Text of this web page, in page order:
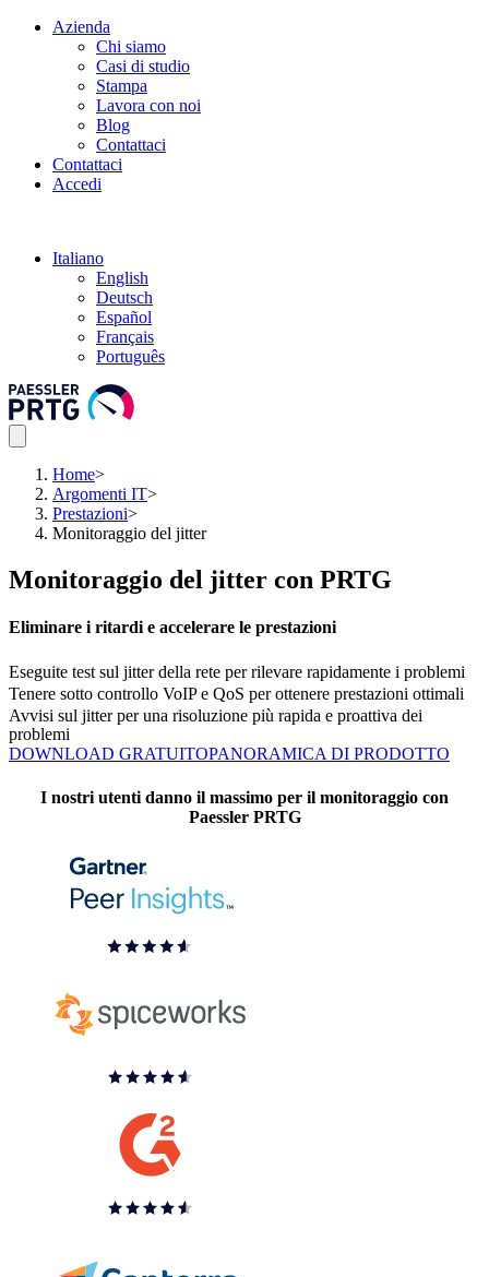
Azienda
Chi siamo
Casi di studio
Stampa
Lavora con noi
Blog
Contattaci
Contattaci
Accedi
Italiano
English
Deutsch
Español
Français
Português
Home>
Argomenti IT>
Prestazioni>
Monitoraggio del jitter
Monitoraggio del jitter con PRTG
Eliminare i ritardi e accelerare le prestazioni
Eseguite test sul jitter della rete per rilevare rapidamente i problemi
Tenere sotto controllo VoIP e QoS per ottenere prestazioni ottimali
Avvisi sul jitter per una risoluzione più rapida e proattiva dei
problemi
DOWNLOAD GRATUITOPANORAMICA DI PRODOTTO
I nostri utenti danno il massimo per il monitoraggio con
Paessler PRTG